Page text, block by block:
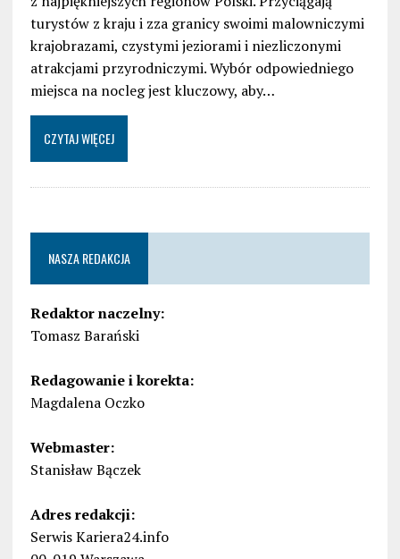
turystów z kraju i zza granicy swoimi malowniczymi
krajobrazami, czystymi jeziorami i niezliczonymi
atrakcjami przyrodniczymi. Wybór odpowiedniego
miejsca na nocleg jest kluczowy, aby…
CZYTAJ WIĘCEJ
NASZA REDAKCJA
Redaktor naczelny:
Tomasz Barański
Redagowanie i korekta:
Magdalena Oczko
Webmaster:
Stanisław Bączek
Adres redakcji:
Serwis Kariera24.info